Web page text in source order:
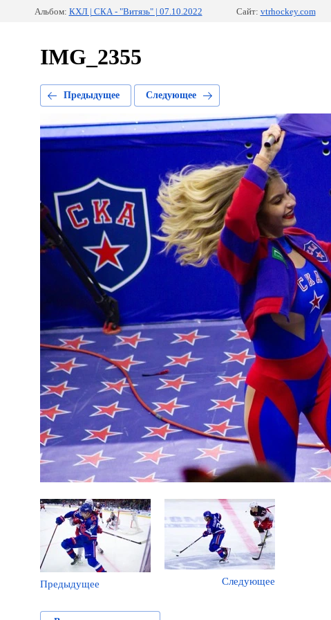
Альбом: КХЛ | СКА - "Витязь" | 07.10.2022 Сайт: vtrhockey.com
IMG_2355
Предыдущее Следующее
Предыдущее Следующее